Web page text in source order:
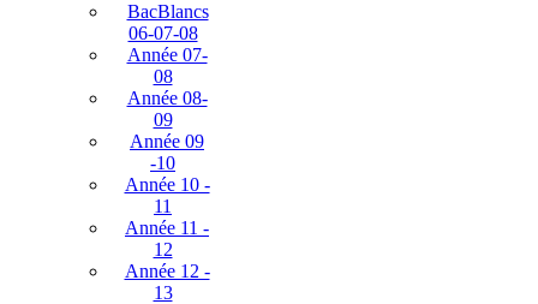
BacBlancs
06-07-08
Année 07-
08
Année 08-
09
Année 09
-10
Année 10 -
11
Année 11 -
12
Année 12 -
13